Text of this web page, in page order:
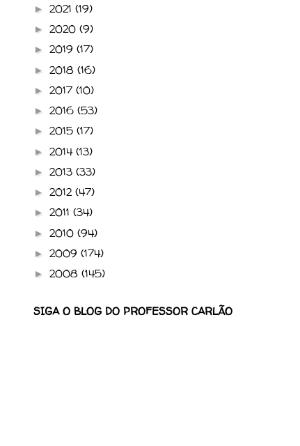
► 2021 (19)
► 2020 (9)
► 2019 (17)
► 2018 (16)
► 2017 (10)
► 2016 (53)
► 2015 (17)
► 2014(13)
► 2013 (33)
► 2012(47)
► 2011 (34)
► 2010 (94)
► 2009 (174)
► 2008 (145)
SIGA O BLOG DO PROFESSOR CARLÃO